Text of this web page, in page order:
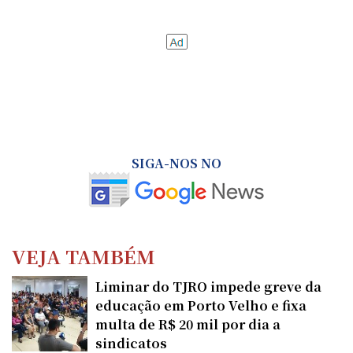
SIGA-NOS NO
VEJA TAMBÉM
Liminar do TJRO impede greve da
educação em Porto Velho e fixa
multa de R$ 20 mil por dia a
sindicatos